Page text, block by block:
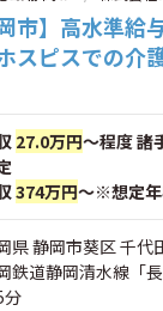
岡市】高水準
スピスでの介
27.0万円～程度 諸
374万円～※想定
県 静岡市葵区 千代
鉄道静岡清水線「
分